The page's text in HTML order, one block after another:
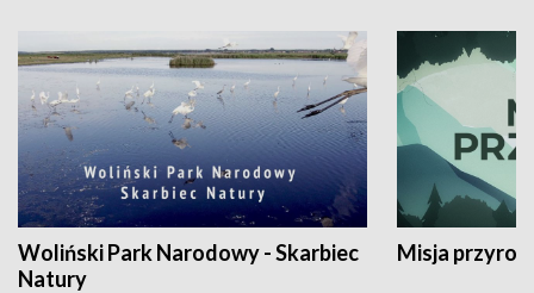
Woliński Park Narodowy - Skarbiec
Natury
Misja